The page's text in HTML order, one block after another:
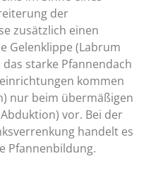
der
zusätzlich einen
Gelenklippe (Labrum
starke Pfannendach
kommen
nur beim übermäßigen
vor. Bei der
handelt es
Pfannenbildung.